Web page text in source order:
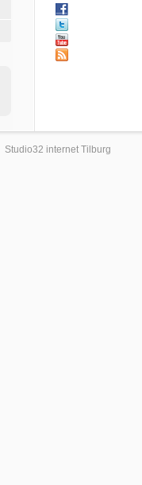
Studio32 internet Tilburg